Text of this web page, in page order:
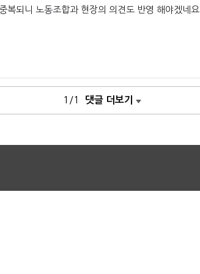
복되니 노동조합과 현장의 의견도 반영 해야겠네요
1/1 댓글 더보기